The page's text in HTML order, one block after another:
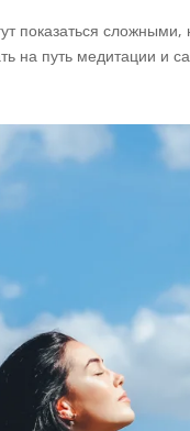
показаться
на путь медитации и